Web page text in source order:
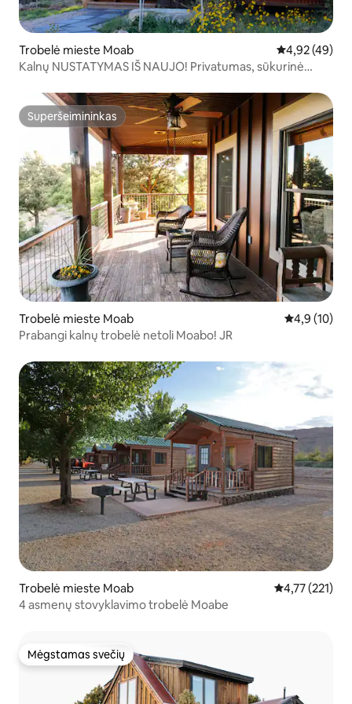
Trobelė mieste Moab Vidutinis
4,92 (49)
Kalnų NUSTATYMAS IŠ NAUJO! Privatumas, sūkurinė
Superšeimininkas
Superšeimininkas
Trobelė mieste Moab Vidutinis
4,9 (10)
Prabangi kalnų trobelė netoli Moabo! JR
Trobelė mieste Moab Vidutinis
4,77 (221)
4 asmenų stovyklavimo trobelė Moabe
Mėgstamas svečių
Mėgstamas svečių